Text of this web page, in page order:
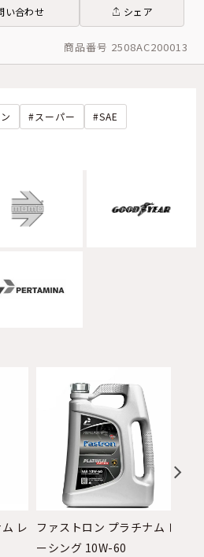
い合わせ シェア
商品番号 2508AC200013
スーパー
SAE
レ
ファストロン プラチナム レ
ーシング 10W-60